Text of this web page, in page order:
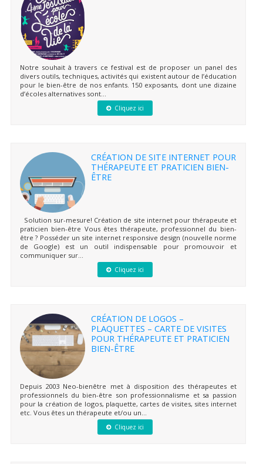
Notre souhait à travers ce festival est de proposer un panel des
divers outils, techniques, activités qui existent autour de l’éducation
pour le bien-être de nos enfants. 150 exposants, dont une dizaine
d’écoles alternatives sont...
Cliquez ici
CRÉATION DE SITE INTERNET POUR
THÉRAPEUTE ET PRATICIEN BIEN-
ÊTRE
Solution sur-mesure! Création de site internet pour thérapeute et
praticien bien-être Vous êtes thérapeute, professionnel du bien-
être ? Posséder un site internet responsive design (nouvelle norme
de Google) est un outil indispensable pour promouvoir et
communiquer sur...
Cliquez ici
CRÉATION DE LOGOS –
PLAQUETTES – CARTE DE VISITES
POUR THÉRAPEUTE ET PRATICIEN
BIEN-ÊTRE
Depuis 2003 Neo-bienêtre met à disposition des thérapeutes et
professionnels du bien-être son professionnalisme et sa passion
pour la création de logos, plaquette, cartes de visites, sites internet
etc. Vous êtes un thérapeute et/ou un...
Cliquez ici